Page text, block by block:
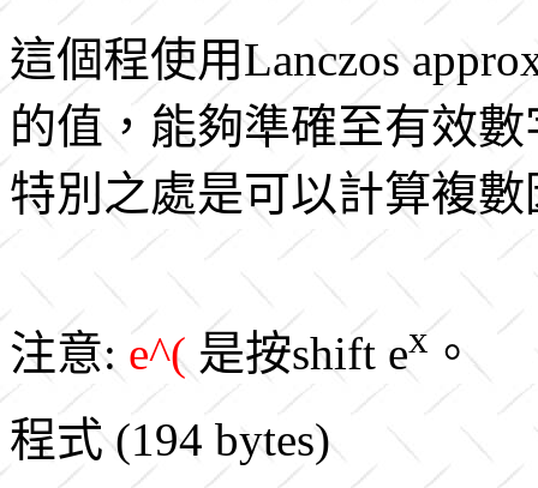
這個程使用Lanczos
的值，能夠準確至有效
特別之處是可以計算複
注意: e^( 是按shift ex 。
程式 (194 bytes)